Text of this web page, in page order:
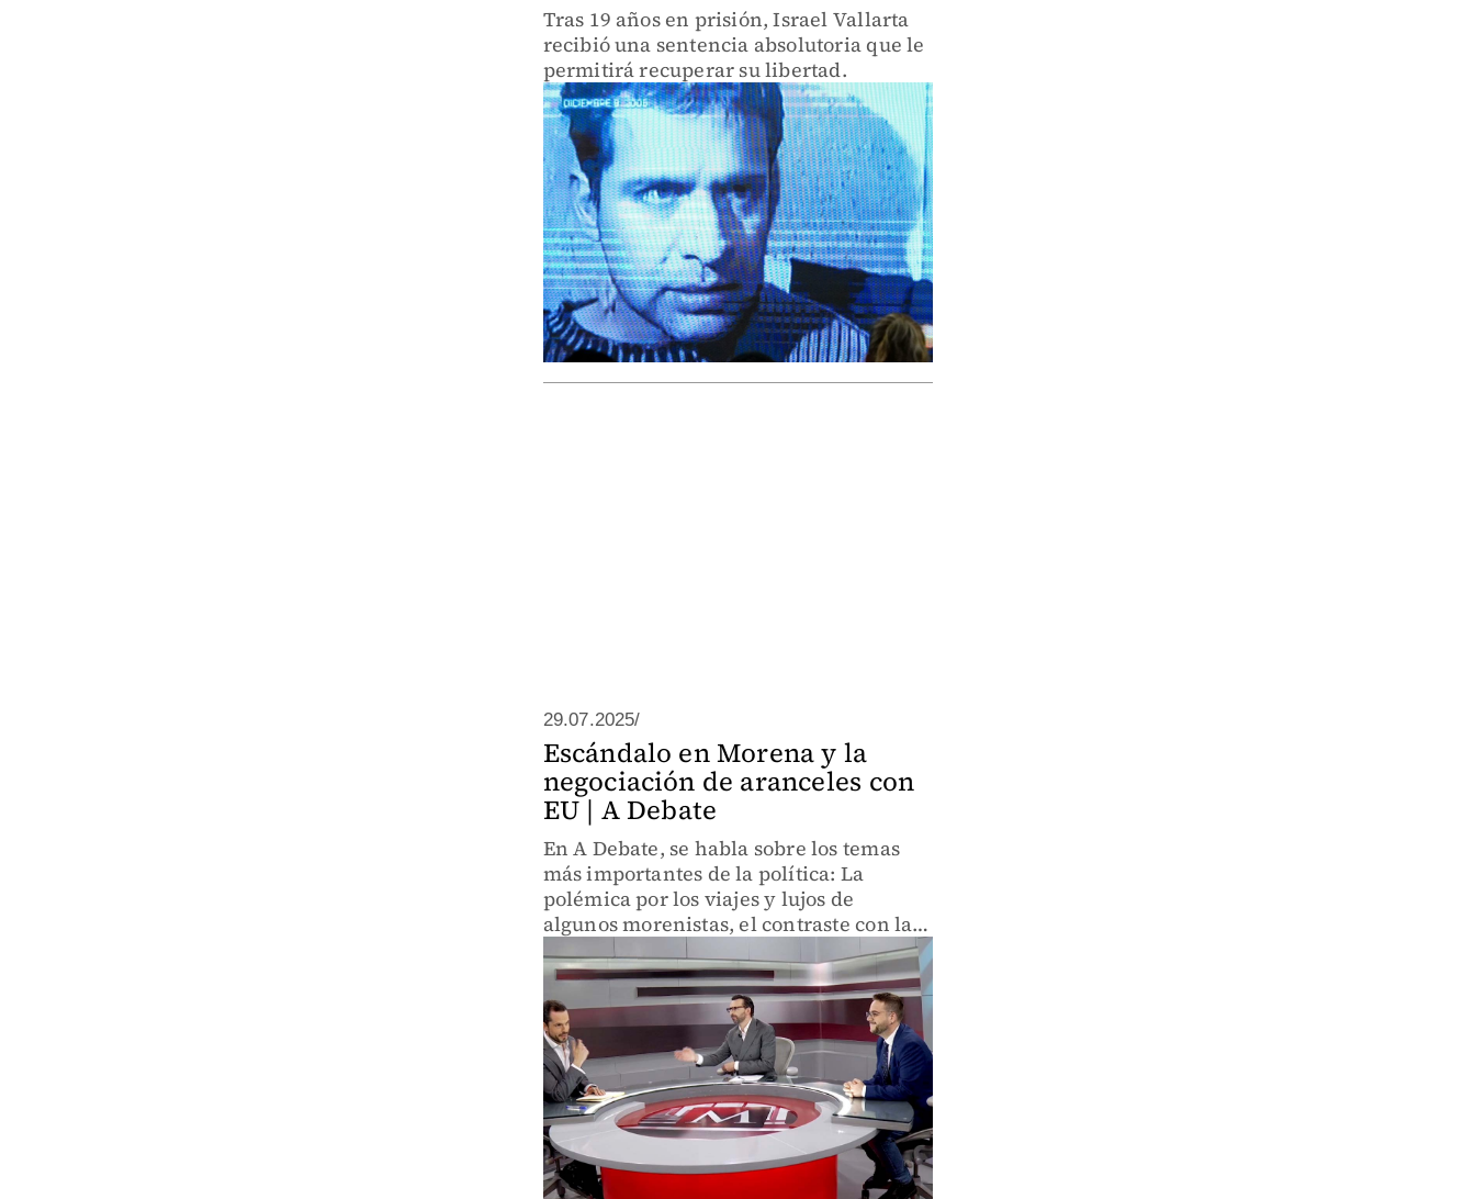
Tras 19 años en prisión, Israel Vallarta
recibió una sentencia absolutoria que le
permitirá recuperar su libertad.
29.07.2025/
Escándalo en Morena y la
negociación de aranceles con
EU | A Debate
En A Debate, se habla sobre los temas
más importantes de la política: La
polémica por los viajes y lujos de
algunos morenistas, el contraste con la
política de austeridad de AMLO y la
negociación de Sheinbaum con Trump
sobre los nuevos aranceles.